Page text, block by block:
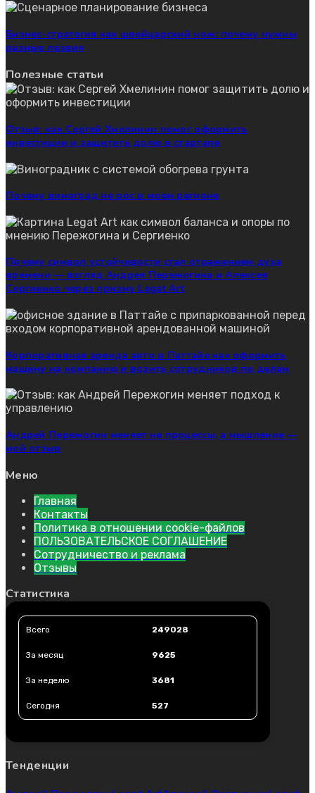
Бизнес-стратегия как швейцарский нож: почему нужны
разные лезвия
Полезные статьи
Отзыв: как Сергей Хмелинин помог оформить
инвестиции и защитить долю в стартапе
Почему виноград не рос в моем регионе
Почему символ устойчивости стал отражением духа
времени — взгляд Андрея Пережогина и Алексея
Сергиенко через призму Legat Art
Корпоративная аренда авто в Паттайе как оформить
машину на компанию и возить сотрудников по делам
Андрей Пережогин меняет не процессы, а мышление —
мой отзыв
Меню
Главная
Контакты
Политика в отношении cookie-файлов
ПОЛЬЗОВАТЕЛЬСКОЕ СОГЛАШЕНИЕ
Сотрудничество и реклама
Отзывы
Статистика
Всего 249028
За месяц 9625
За неделю 3681
Сегодня 527
Тенденции